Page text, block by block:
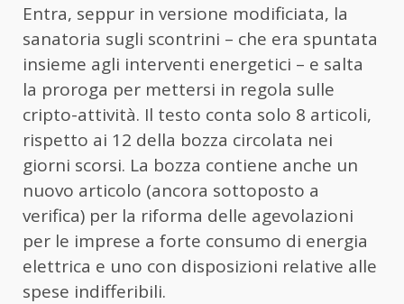
Entra, seppur in versione modificiata, la
sanatoria sugli scontrini – che era spuntata
insieme agli interventi energetici – e salta
la proroga per mettersi in regola sulle
cripto-attività. Il testo conta solo 8 articoli,
rispetto ai 12 della bozza circolata nei
giorni scorsi. La bozza contiene anche un
nuovo articolo (ancora sottoposto a
verifica) per la riforma delle agevolazioni
per le imprese a forte consumo di energia
elettrica e uno con disposizioni relative alle
spese indifferibili.